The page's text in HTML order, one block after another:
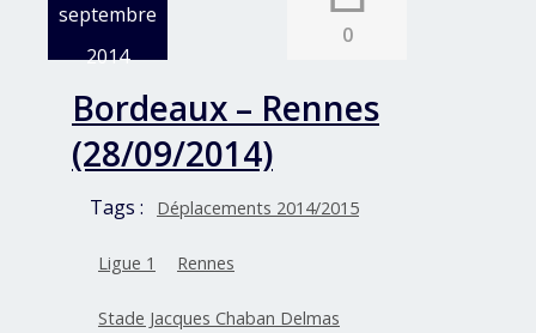
septembre
2014
0
Bordeaux – Rennes
(28/09/2014)
Tags : Déplacements 2014/2015
Ligue 1 Rennes
Stade Jacques Chaban Delmas